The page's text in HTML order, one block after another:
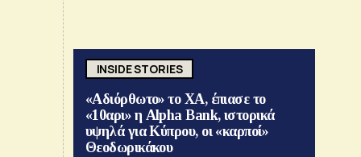
INSIDE STORIES
«Αδιόρθωτο» το ΧΑ, έπιασε το
«10αρι» η Alpha Bank, ιστορικά
υψηλά για Κύπρου, οι «καρποί»
Θεοδωρικάκου